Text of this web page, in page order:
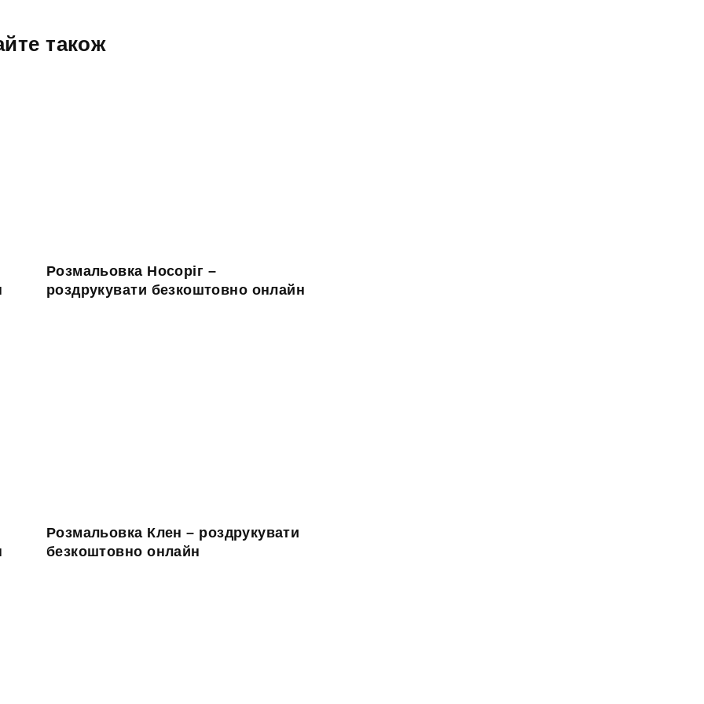
також
Розмальовка Носоріг –
роздрукувати безкоштовно онлайн
Розмальовка Клен – роздрукувати
безкоштовно онлайн